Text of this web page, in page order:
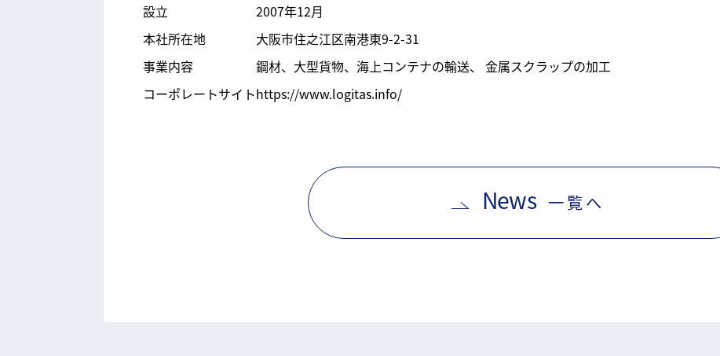
設立
2007年12月
本社所在地
大阪市住之江区南港東9-2-31
事業内容
鋼材、大型貨物、海上コンテナの輸送、 金属スクラップの加工
コーポレートサイトhttps://www.logitas.info/
News 一覧へ